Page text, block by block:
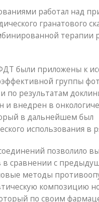
работал над
гранатового
терапии
были приложены к
группы
по результатам
и внедрен в
в дальнейшем был
использования в
позволило
сравнении с
методы
композицию
по своим